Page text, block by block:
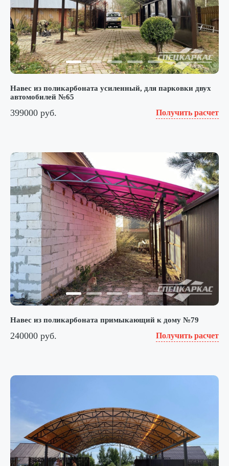
Навес из поликарбоната усиленный, для парковки двух
автомобилей №65
399000 руб. Получить расчет
Навес из поликарбоната примыкающий к дому №79
240000 руб. Получить расчет